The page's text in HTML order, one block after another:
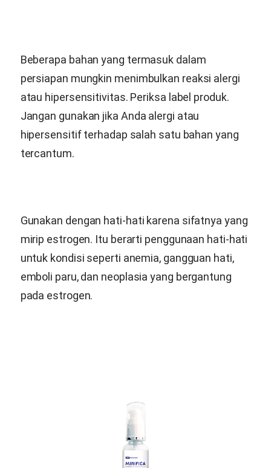
Beberapa bahan yang termasuk dalam
persiapan mungkin menimbulkan reaksi alergi
atau hipersensitivitas. Periksa label produk.
Jangan gunakan jika Anda alergi atau
hipersensitif terhadap salah satu bahan yang
tercantum.
Gunakan dengan hati-hati karena sifatnya yang
mirip estrogen. Itu berarti penggunaan hati-hati
untuk kondisi seperti anemia, gangguan hati,
emboli paru, dan neoplasia yang bergantung
pada estrogen.